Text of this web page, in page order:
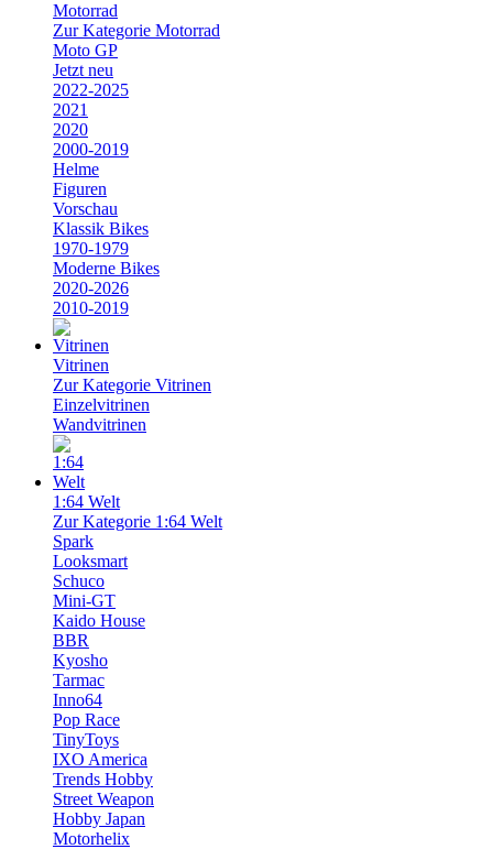
Motorrad
Zur Kategorie Motorrad
Moto GP
Jetzt neu
2022-2025
2021
2020
2000-2019
Helme
Figuren
Vorschau
Klassik Bikes
1970-1979
Moderne Bikes
2020-2026
2010-2019
Vitrinen
Zur Kategorie Vitrinen
Einzelvitrinen
Wandvitrinen
1:64 Welt
Zur Kategorie 1:64 Welt
Spark
Looksmart
Schuco
Mini-GT
Kaido House
BBR
Kyosho
Tarmac
Inno64
Pop Race
TinyToys
IXO America
Trends Hobby
Street Weapon
Hobby Japan
Motorhelix